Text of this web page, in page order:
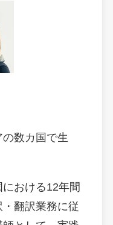
数カ国で生
おける12年間
翻訳業務に従